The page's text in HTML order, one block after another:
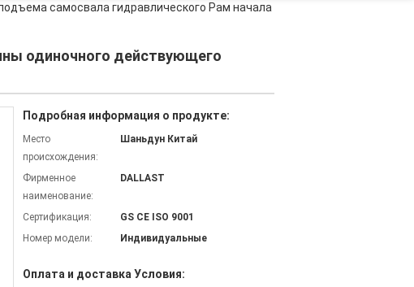
самосвала гидравлического Рам начала
одиночного действующего
Подробная информация о продукте:
Место
происхождения:
Шаньдун Китай
Фирменное
наименование:
DALLAST
Сертификация:
GS CE ISO 9001
Номер модели:
Индивидуальные
Оплата и доставка Условия: